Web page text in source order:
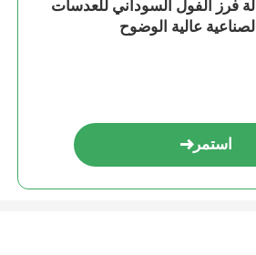
آلة فرز الفول السوداني للعدسات
الصناعية عالية الوضوح
استمر